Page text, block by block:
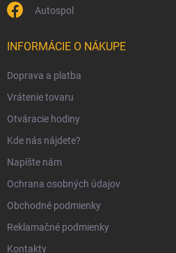
Autospol
INFORMÁCIE O NÁKUPE
Doprava a platba
Vrátenie tovaru
Otváracie hodiny
Kde nás nájdete?
Napíšte nám
Ochrana osobných údajov
Obchodné podmienky
Reklamačné podmienky
Kontakty